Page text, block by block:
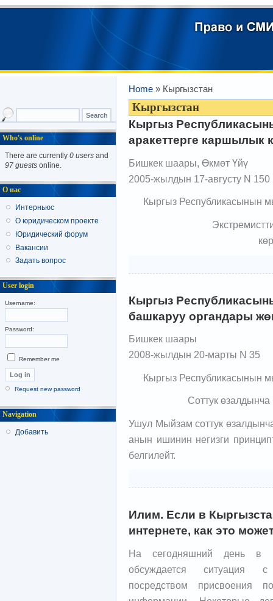
Home » Кыргызстан
Кыргызстан
Кыргыз
аракеттерге каршылык
Бишкек шаары, Өкмөт Үйү
2005-жылдын 17-августу N 150
Кыргыз Республикасынын
Кыргыз
башкаруу органдары
Бишкек шаары
2008-жылдын 20-марты N 35
Кыргыз Республикасынын
Соттук
Ушул Мыйзам соттук
анын ишинин негизги
белгилейт.
Илим. Если в
интернете, как это
На сегодняшний день в
обсуждается ситуация с
посредством присвоения
Who's online
There are currently 0 users and
97 guests online.
О нас
Интерньюс
О юридическом проекте
Юридический форум
Вакансии
Задать вопрос
User login
Username:
Password:
Remember me
Request new password
Navigation
Добавить